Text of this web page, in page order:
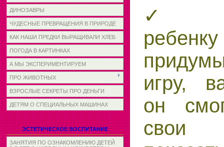
ДИНОЗАВРЫ
ЧУДЕСНЫЕ ПРЕВРАЩЕНИЯ В ПРИРОДЕ
КАК НАШИ ПРЕДКИ ВЫРАЩИВАЛИ ХЛЕБ
ПОГОДА В КАРТИНКАХ
А МЫ ЭКСПЕРИМЕНТИРУЕМ
ПРО ЖИВОТНЫХ
ВЗРОСЛЫЕ СЕКРЕТЫ ПРО ДЕНЬГИ
ДЕТЯМ О СПЕЦИАЛЬНЫХ МАШИНАХ
ЭСТЕТИЧЕСКОЕ ВОСПИТАНИЕ
ЗАНЯТИЯ ПО ОЗНАКОМЛЕНИЮ ДЕТЕЙ
✓
ребенку
игру,
он
свои